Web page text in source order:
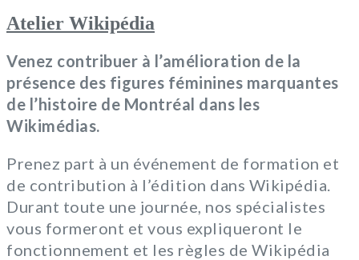
Atelier Wikipédia
Venez contribuer à l’amélioration de la
présence des figures féminines marquantes
de l’histoire de Montréal dans les
Wikimédias.
Prenez part à un événement de formation et
de contribution à l’édition dans Wikipédia.
Durant toute une journée, nos spécialistes
vous formeront et vous expliqueront le
fonctionnement et les règles de Wikipédia